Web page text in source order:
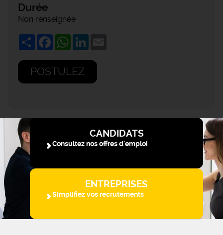
Durée
Non renseignée
ShareFacebookWhatsApp
LinkedIn
POSTULEZ
CANDIDATS
Consultez nos offres d'emploi
ENTREPRISES
Simplifiez vos recrutements